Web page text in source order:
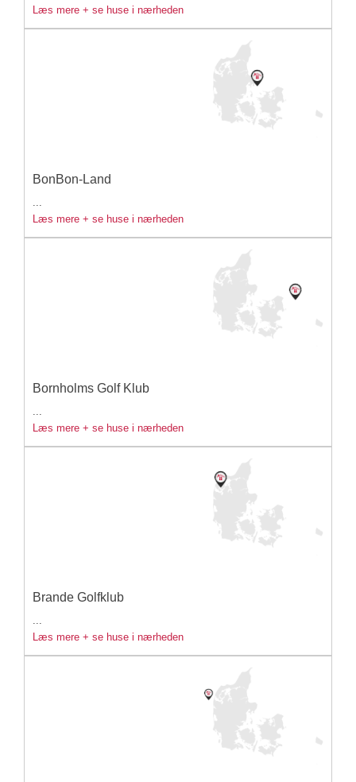
Læs mere + se huse i nærheden
BonBon-Land
...
Læs mere + se huse i nærheden
Bornholms Golf Klub
...
Læs mere + se huse i nærheden
Brande Golfklub
...
Læs mere + se huse i nærheden